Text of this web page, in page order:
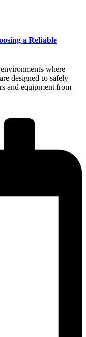
a Reliable
where
designed to safely
and equipment from